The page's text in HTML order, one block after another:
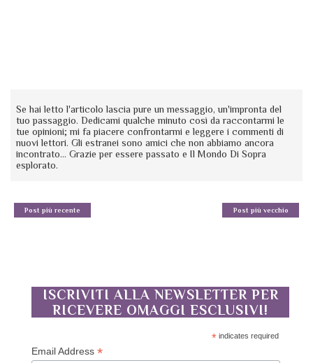
Se hai letto l'articolo lascia pure un messaggio, un'impronta del
tuo passaggio. Dedicami qualche minuto così da raccontarmi le
tue opinioni; mi fa piacere confrontarmi e leggere i commenti di
nuovi lettori. Gli estranei sono amici che non abbiamo ancora
incontrato... Grazie per essere passato e Il Mondo Di Sopra
esplorato.
Post più recente Post più vecchio
ISCRIVITI ALLA NEWSLETTER PER
RICEVERE OMAGGI ESCLUSIVI!
* indicates required
Email Address*